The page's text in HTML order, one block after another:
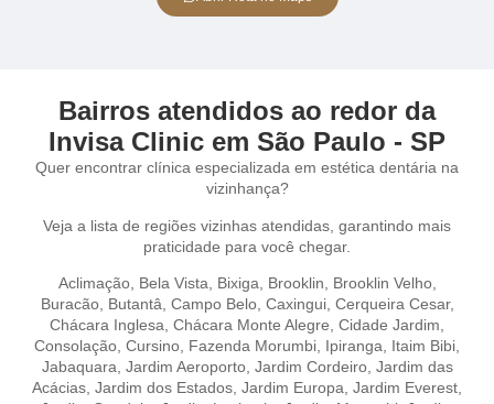
Bairros atendidos ao redor da
Invisa Clinic em São Paulo - SP
Quer encontrar clínica especializada em estética dentária na
vizinhança?
Veja a lista de regiões vizinhas atendidas, garantindo mais
praticidade para você chegar.
Aclimação, Bela Vista, Bixiga, Brooklin, Brooklin Velho,
Buracão, Butantâ, Campo Belo, Caxingui, Cerqueira Cesar,
Chácara Inglesa, Chácara Monte Alegre, Cidade Jardim,
Consolação, Cursino, Fazenda Morumbi, Ipiranga, Itaim Bibi,
Jabaquara, Jardim Aeroporto, Jardim Cordeiro, Jardim das
Acácias, Jardim dos Estados, Jardim Europa, Jardim Everest,